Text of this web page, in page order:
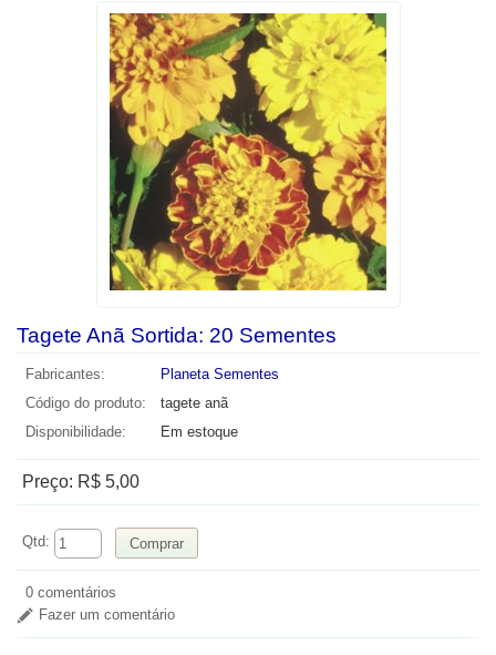
Tagete Anã Sortida: 20 Sementes
Fabricantes:
Planeta Sementes
Código do produto:
tagete anã
Disponibilidade:
Em estoque
Preço: R$ 5,00
Qtd:
0 comentários
Fazer um comentário